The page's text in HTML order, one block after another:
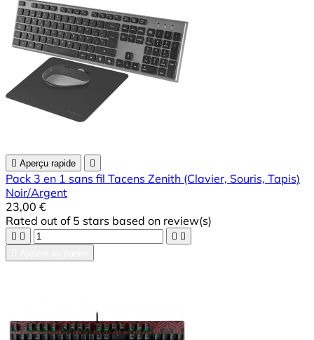
 Aperçu rapide 
Pack 3 en 1 sans fil Tacens Zenith (Clavier, Souris, Tapis)
Noir/Argent
23,00 €
Rated out of 5 stars based on review(s)
   